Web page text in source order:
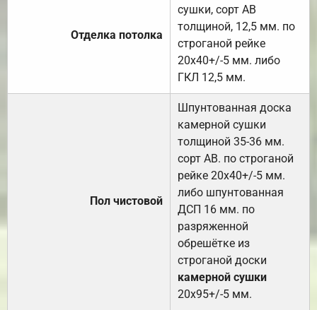
Отделка потолка
сушки, сорт АВ
толщиной, 12,5 мм. по
строганой рейке
20х40+/-5 мм. либо
ГКЛ 12,5 мм.
Пол чистовой
Шпунтованная доска
камерной сушки
толщиной 35-36 мм.
сорт АВ. по строганой
рейке 20х40+/-5 мм.
либо шпунтованная
ДСП 16 мм. по
разряженной
обрешётке из
строганой доски
камерной сушки
20х95+/-5 мм.